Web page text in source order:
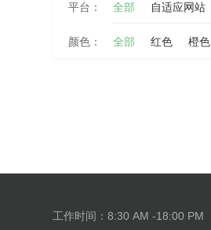
平台： 全部 自适应网站
颜色： 全部 红色 橙色
工作时间：8:30 AM -18:00 PM